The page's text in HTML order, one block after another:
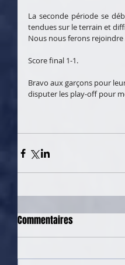
La seconde période se
tendues sur le terrain et
Nous nous ferons
Score final 1-1.
Bravo aux garçons pour
disputer les play-off pour
Commentaires